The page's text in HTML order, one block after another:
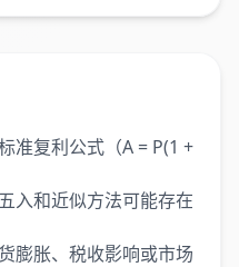
准复利公式（A = P(1 +
入和近似方法可能存在
膨胀、税收影响或市场